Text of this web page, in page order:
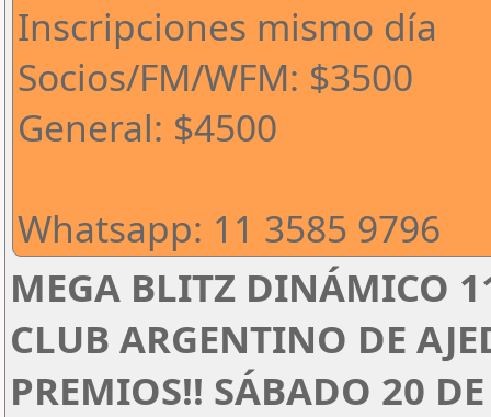
Inscripciones mismo día
Socios/FM/WFM: $3500
General: $4500
Whatsapp: 11 3585 9796
MEGA BLITZ DINÁMICO
CLUB ARGENTINO DE
PREMIOS!! SÁBADO 20